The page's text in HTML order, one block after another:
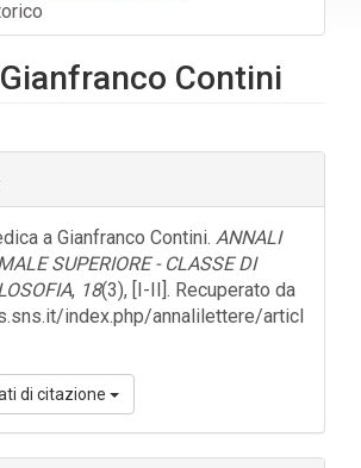
Contini
a Gianfranco Contini. ANNALI
SUPERIORE - CLASSE DI
, 18(3), [I-II]. Recuperato da
index.php/annalilettere/articl
di citazione